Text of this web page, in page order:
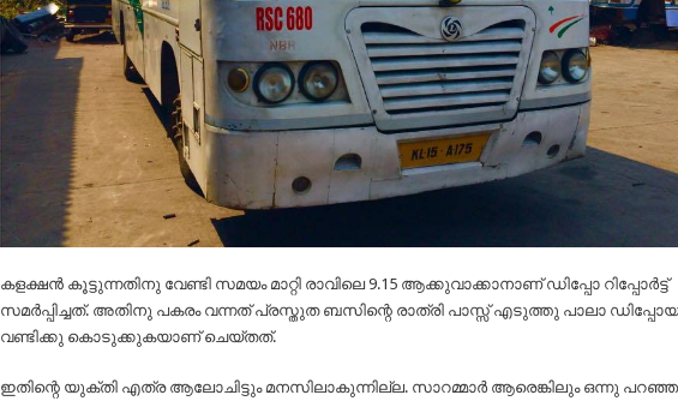
കളക്ഷൻ കൂട്ടുന്നതിനു വേണ്ടി സമയം മാറ്റി രാവിലെ 9.15 ആക്കുവാക്കാനാണ് ഡിപ്പോ റിപ്പോർട്ട്
സമർപ്പിച്ചത്. അതിനു പകരം വന്നത് പ്രസ്തുത ബസിന്റെ രാത്രി പാസ്സ് എടുത്തു പാലാ
വണ്ടിക്കു കൊടുക്കുകയാണ് ചെയ്തത്.
ഇതിന്റെ യുക്തി എത്ര ആലോചിട്ടും മനസിലാകുന്നില്ല. സാറമ്മാര്‍ ആരെങ്കിലും ഒന്നു